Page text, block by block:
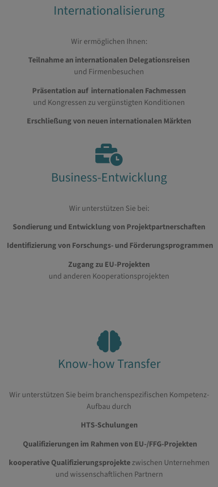
Internationalisierung
Wir ermöglichen Ihnen:
Teilnahme an internationalen Delegationsreisen
und Firmenbesuchen
Präsentation auf internationalen Fachmessen
und Kongressen zu vergünstigten Konditionen
Erschließung von neuen internationalen Märkten
Business-Entwicklung
Wir unterstützen Sie bei:
Sondierung und Entwicklung von Projektpartnerschaften
Identifizierung von Forschungs- und Förderungsprogrammen
Zugang zu EU-Projekten
und anderen Kooperationsprojekten
Know-how Transfer
Wir unterstützen Sie beim branchenspezifischen Kompetenz-
Aufbau durch
HTS-Schulungen
Qualifizierungen im Rahmen von EU-/FFG-Projekten
kooperative Qualifizierungsprojektezwischen Unternehmen
und wissenschaftlichen Partnern